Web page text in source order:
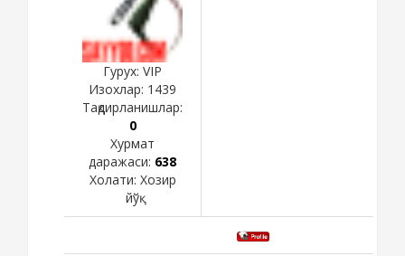
Гурух: VIP
Изохлар: 1439
Тақдирланишлар:
0
Хурмат
даражаси: 638
Холати: Хозир
йўқ